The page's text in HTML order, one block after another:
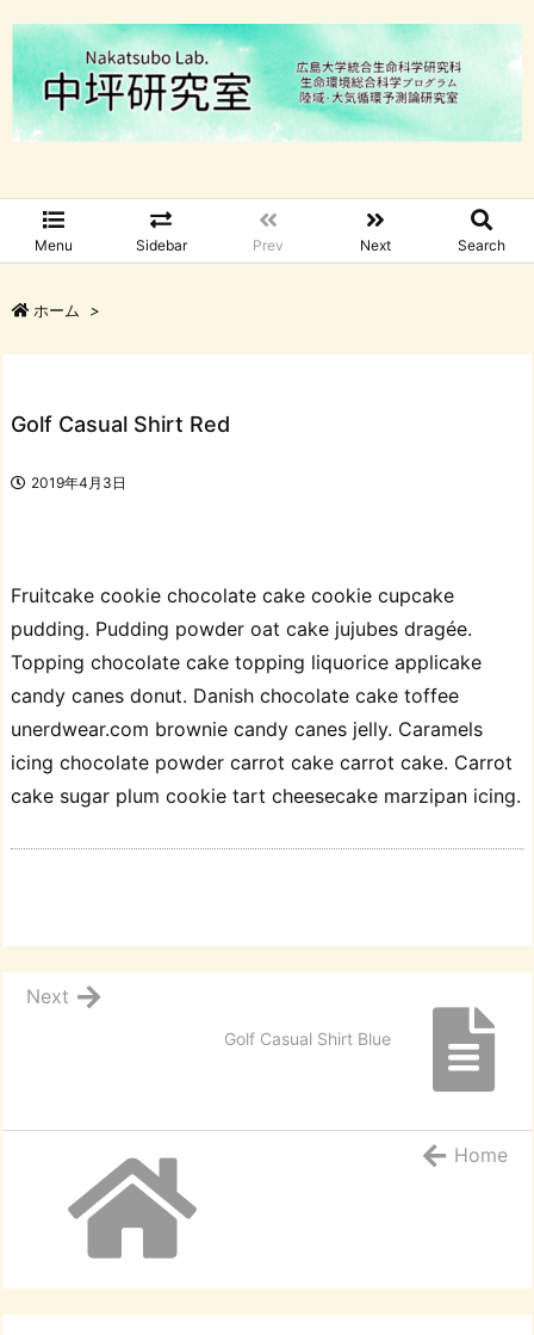
Menu Sidebar Prev Next Search
ホーム >
Golf Casual Shirt Red
2019年4月3日
Fruitcake cookie chocolate cake cookie cupcake
pudding. Pudding powder oat cake jujubes dragée.
Topping chocolate cake topping liquorice applicake
candy canes donut. Danish chocolate cake toffee
unerdwear.com brownie candy canes jelly. Caramels
icing chocolate powder carrot cake carrot cake. Carrot
cake sugar plum cookie tart cheesecake marzipan icing.
Golf Casual Shirt Blue
Next
Home